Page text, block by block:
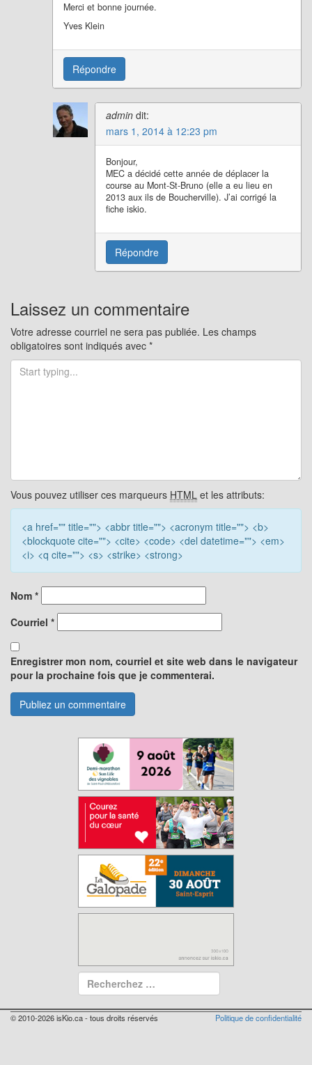
Merci et bonne journée.
Yves Klein
Répondre
admin dit:
mars 1, 2014 à 12:23 pm
Bonjour,
MEC a décidé cette année de déplacer la
course au Mont-St-Bruno (elle a eu lieu en
2013 aux ils de Boucherville). J’ai corrigé la
fiche iskio.
Répondre
Laissez un commentaire
Votre adresse courriel ne sera pas publiée. Les champs
obligatoires sont indiqués avec *
Vous pouvez utiliser ces marqueurs HTML et les attributs:
<a href="" title=""> <abbr title=""> <acronym title=""> <b>
<blockquote cite=""> <cite> <code> <del datetime=""> <em>
<i> <q cite=""> <s> <strike> <strong>
Nom *
Courriel *
Enregistrer mon nom, courriel et site web dans le navigateur
pour la prochaine fois que je commenterai.
© 2010-2026 isKio.ca - tous droits réservés Politique de confidentialité